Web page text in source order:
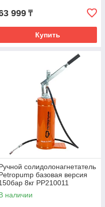
999 ₸
Купить
солидолонагнетатель
базовая версия
8кг PP210011
наличии